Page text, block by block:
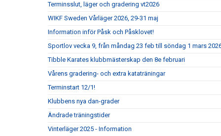
Terminsslut, läger och gradering vt2026
WIKF Sweden Vårläger 2026, 29-31 maj
Information inför Påsk och Påsklovet!
Sportlov vecka 9, från måndag 23 feb till söndag 1 mars
Tibble Karates klubbmästerskap den 8e februari
Vårens gradering- och extra kataträningar
Terminstart 12/1!
Klubbens nya dan-grader
Ändrade träningstider
Vinterläger 2025 - Information